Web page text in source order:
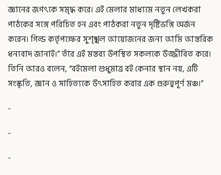
জ্ঞানের জগৎকে সমৃদ্ধ করে। এই মেলার মাধ্যমে নতুন লেখকরা
পাঠকের সঙ্গে পরিচিত হন এবং পাঠকরা নতুন দৃষ্টিভঙ্গি অর্জন
করেন। গিল্ড কর্তৃপক্ষের সুশৃঙ্খল আয়োজনের জন্য আমি আন্তরিক
ধন্যবাদ জানাই।” তাঁর এই মন্তব্য উপস্থিত সকলকে উজ্জীবিত করে।
তিনি আরও বলেন, “বইমেলা শুধুমাত্র বই কেনার স্থান নয়, এটি
সংস্কৃতি, জ্ঞান ও সাহিত্যকে উৎসাহিত করার এক গুরুত্বপূর্ণ মঞ্চ।”
-
-
-